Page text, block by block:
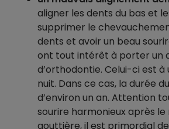
aligner les dents du bas et
supprimer le
dents et avoir un beau
ont tout intérêt à porter un
d’orthodontie. Celui-ci est à
nuit. Dans ce cas, la durée
d’environ un an. Attention
sourire harmonieux après
gouttière, il est primordial